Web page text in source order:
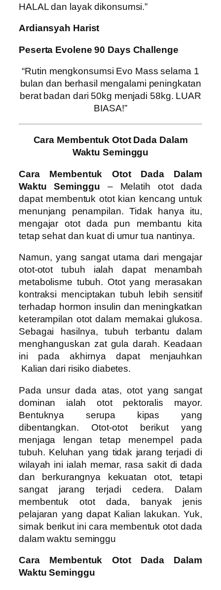
HALAL dan layak dikonsumsi.”
Ardiansyah Harist
Peserta Evolene 90 Days Challenge
“Rutin mengkonsumsi Evo Mass selama 1
bulan dan berhasil mengalami peningkatan
berat badan dari 50kg menjadi 58kg. LUAR
BIASA!”
Cara Membentuk Otot Dada Dalam
Waktu Seminggu
Cara Membentuk Otot Dada Dalam
Waktu Seminggu – Melatih otot dada
dapat membentuk otot kian kencang untuk
menunjang penampilan. Tidak hanya itu,
mengajar otot dada pun membantu kita
tetap sehat dan kuat di umur tua nantinya.
Namun, yang sangat utama dari mengajar
otot-otot tubuh ialah dapat menambah
metabolisme tubuh. Otot yang merasakan
kontraksi menciptakan tubuh lebih sensitif
terhadap hormon insulin dan meningkatkan
keterampilan otot dalam memakai glukosa.
Sebagai hasilnya, tubuh terbantu dalam
menghanguskan zat gula darah. Keadaan
ini pada akhirnya dapat menjauhkan
Kalian dari risiko diabetes.
Pada unsur dada atas, otot yang sangat
dominan ialah otot pektoralis mayor.
Bentuknya serupa kipas yang
dibentangkan. Otot-otot berikut yang
menjaga lengan tetap menempel pada
tubuh. Keluhan yang tidak jarang terjadi di
wilayah ini ialah memar, rasa sakit di dada
dan berkurangnya kekuatan otot, tetapi
sangat jarang terjadi cedera. Dalam
membentuk otot dada, banyak jenis
pelajaran yang dapat Kalian lakukan. Yuk,
simak berikut ini cara membentuk otot dada
dalam waktu seminggu
Cara Membentuk Otot Dada Dalam
Waktu Seminggu